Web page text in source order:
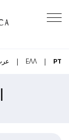
| ΕΛΛ | PT